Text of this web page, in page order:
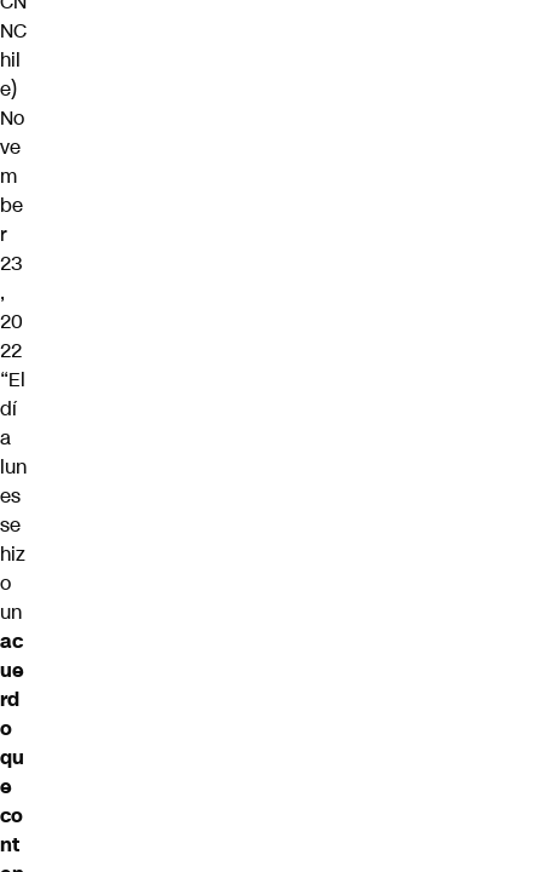
NC
hil
e)
No
ve
m
be
r
23
,
20
22
“El
dí
a
lun
es
se
hiz
o
un
ac
ue
rd
o
qu
e
co
nt